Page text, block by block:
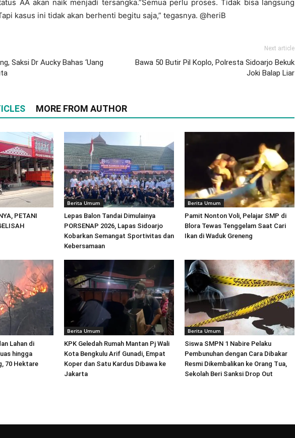
AA akan naik menjadi tersangka.”Semua perlu proses. Tidak bisa langsung
kasus ini tidak akan berhenti begitu saja,” tegasnya. @heriB
Saksi Dr Aucky Bahas ‘Uang
Next article
Bawa 50 Butir Pil Koplo, Polresta Sidoarjo Bekuk
Joki Balap Liar
MORE FROM AUTHOR
PETANI
Berita Umum
Lepas Balon Tandai Dimulainya
PORSENAP 2026, Lapas Sidoarjo
Kobarkan Semangat Sportivitas dan
Kebersamaan
Berita Umum
Pamit Nonton Voli, Pelajar SMP di
Blora Tewas Tenggelam Saat Cari
Ikan di Waduk Greneng
Lahan di
hingga
70 Hektare
Berita Umum
KPK Geledah Rumah Mantan Pj Wali
Kota Bengkulu Arif Gunadi, Empat
Koper dan Satu Kardus Dibawa ke
Jakarta
Berita Umum
Siswa SMPN 1 Nabire Pelaku
Pembunuhan dengan Cara Dibakar
Resmi Dikembalikan ke Orang Tua,
Sekolah Beri Sanksi Drop Out